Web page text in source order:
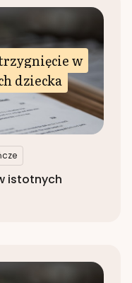
w
dziecka
istotnych